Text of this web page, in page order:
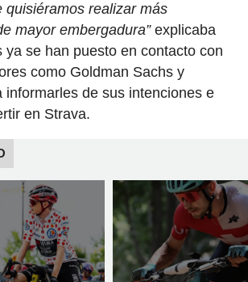
quisiéramos realizar más
mayor embergadura”explicaba
ya se han puesto en contacto con
como Goldman Sachs y
informarles de sus intenciones e
en Strava.